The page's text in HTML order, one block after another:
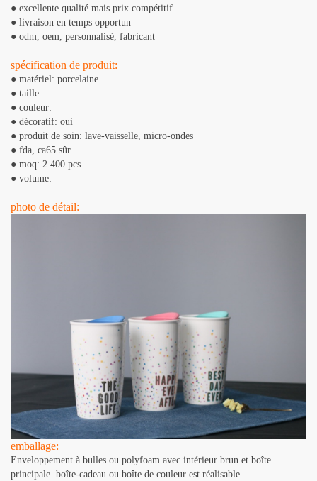
● excellente qualité mais prix compétitif
● livraison en temps opportun
● odm, oem, personnalisé, fabricant
spécification de produit:
● matériel: porcelaine
● taille:
● couleur:
● décoratif: oui
● produit de soin: lave-vaisselle, micro-ondes
● fda, ​​ca65 sûr
● moq: 2 400 pcs
● volume:
photo de détail:
emballage:
Enveloppement à bulles ou polyfoam avec intérieur brun et boîte
principale. boîte-cadeau ou boîte de couleur est réalisable.